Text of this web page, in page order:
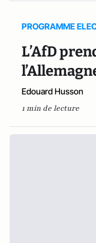
PROGRAMME
L’AfD
Edouard Husson
1 min de lecture